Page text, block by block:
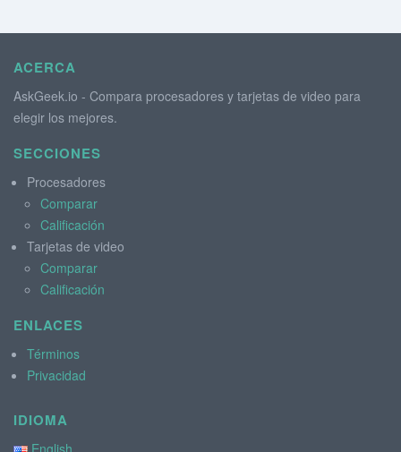
ACERCA
AskGeek.io - Compara procesadores y tarjetas de video para
elegir los mejores.
SECCIONES
Procesadores
Comparar
Calificación
Tarjetas de video
Comparar
Calificación
ENLACES
Términos
Privacidad
IDIOMA
English